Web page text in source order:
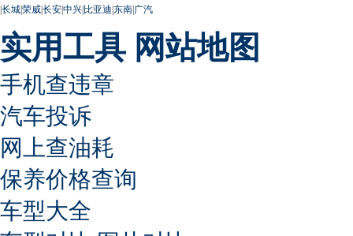
|长城|荣威|长安|中兴|比亚迪|东南|广汽
实用工具 网站地图
手机查违章
汽车投诉
网上查油耗
保养价格查询
车型大全